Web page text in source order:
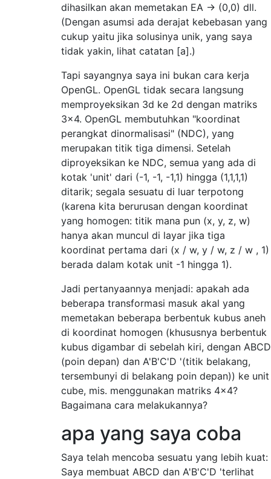
dihasilkan akan memetakan EA -> (0,0) dll.
(Dengan asumsi ada derajat kebebasan yang
cukup yaitu jika solusinya unik, yang saya
tidak yakin, lihat catatan [a].)
Tapi sayangnya saya ini bukan cara kerja
OpenGL. OpenGL tidak secara langsung
memproyeksikan 3d ke 2d dengan matriks
3x4. OpenGL membutuhkan "koordinat
perangkat dinormalisasi" (NDC), yang
merupakan titik tiga dimensi. Setelah
diproyeksikan ke NDC, semua yang ada di
kotak 'unit' dari (-1, -1, -1,1) hingga (1,1,1,1)
ditarik; segala sesuatu di luar terpotong
(karena kita berurusan dengan koordinat
yang homogen: titik mana pun (x, y, z, w)
hanya akan muncul di layar jika tiga
koordinat pertama dari (x / w, y / w, z / w , 1)
berada dalam kotak unit -1 hingga 1).
Jadi pertanyaannya menjadi: apakah ada
beberapa transformasi masuk akal yang
memetakan beberapa berbentuk kubus aneh
di koordinat homogen (khususnya berbentuk
kubus digambar di sebelah kiri, dengan ABCD
(poin depan) dan A'B'C'D '(titik belakang,
tersembunyi di belakang poin depan)) ke unit
cube, mis. menggunakan matriks 4x4?
Bagaimana cara melakukannya?
apa yang saya coba
Saya telah mencoba sesuatu yang lebih kuat:
Saya membuat ABCD dan A'B'C'D 'terlihat